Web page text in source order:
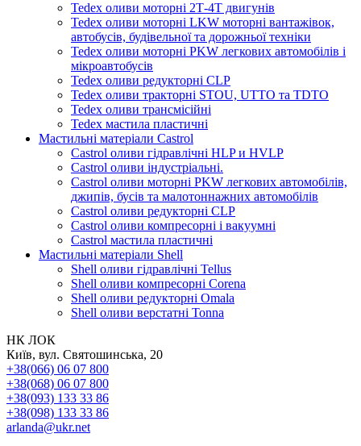
Tedex оливи моторні 2Т-4Т двигунів
Tedex оливи моторні LKW моторні вантажівок,
автобусів, будівельної та дорожньої техніки
Tedex оливи моторні PKW легкових автомобілів і
мікроавтобусів
Tedex оливи редукторні CLP
Tedex оливи тракторні STOU, UTTO та TDTO
Tedex оливи трансмісійні
Tedex мастила пластичні
Мастильні матеріали Castrol
Castrol оливи гідравлічні HLP и HVLP
Castrol оливи індустріальні.
Castrol оливи моторні PKW легкових автомобілів,
джипів, бусів та малотоннажних автомобілів
Castrol оливи редукторні CLP
Castrol оливи компресорні і вакуумні
Castrol мастила пластичні
Мастильні матеріали Shell
Shell оливи гідравлічні Tellus
Shell оливи компресорні Corena
Shell оливи редукторні Omala
Shell оливи верстатні Tonna
НК ЛОК
Київ, вул. Святошинська, 20
+38(066) 06 07 800
+38(068) 06 07 800
+38(093) 133 33 86
+38(098) 133 33 86
arlanda@ukr.net